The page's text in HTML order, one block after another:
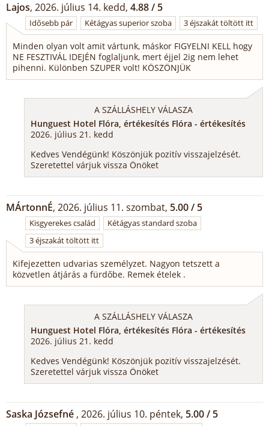
Lajos, 2026. július 14. kedd, 4.88 / 5
Idősebb pár Kétágyas superior szoba 3 éjszakát töltött itt
Minden olyan volt amit vártunk, máskor FIGYELNI KELL hogy
NE FESZTIVÁL IDEJÉN foglaljunk, mert éjjel 2ig nem lehet
pihenni. Különben SZUPER volt! KÖSZÖNJÜK
A SZÁLLÁSHELY VÁLASZA
Hunguest Hotel Flóra, értékesítés Flóra - értékesítés
2026. július 21. kedd
Kedves Vendégünk! Köszönjük pozitív visszajelzését.
Szeretettel várjuk vissza Önöket
MÁrtonnÉ, 2026. július 11. szombat, 5.00 / 5
Kisgyerekes család
Kétágyas standard szoba
3 éjszakát töltött itt
Kifejezetten udvarias személyzet. Nagyon tetszett a
közvetlen átjárás a fürdőbe. Remek ételek .
A SZÁLLÁSHELY VÁLASZA
Hunguest Hotel Flóra, értékesítés Flóra - értékesítés
2026. július 21. kedd
Kedves Vendégünk! Köszönjük pozitív visszajelzését.
Szeretettel várjuk vissza Önöket
Saska Józsefné , 2026. július 10. péntek, 5.00 / 5